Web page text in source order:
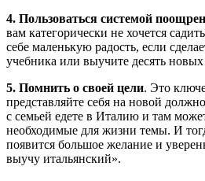
4. Пользоваться системой
вам категорически не хочется
себе маленькую радость, если
учебника или выучите десять новых
5. Помнить о своей цели. Это
представляйте себя на новой
с семьей едете в Италию и там
необходимые для жизни темы. И
появится большое желание и
выучу итальянский».